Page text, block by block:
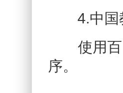
4.中国
使用百度
序。